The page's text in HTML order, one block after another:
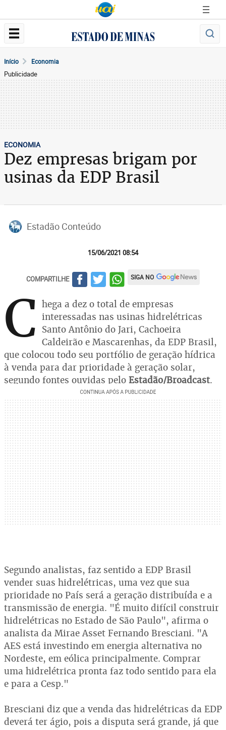
Início Economia
Publicidade
ECONOMIA
Dez empresas brigam por
usinas da EDP Brasil
Estadão Conteúdo
15/06/2021 08:54
COMPARTILHE SIGA NO
C hega a dez o total de empresas
interessadas nas usinas hidrelétricas
Santo Antônio do Jari, Cachoeira
Caldeirão e Mascarenhas, da EDP Brasil,
que colocou todo seu portfólio de geração hídrica
à venda para dar prioridade à geração solar,
segundo fontes ouvidas pelo Estadão/Broadcast.
Segundo analistas, faz sentido a EDP Brasil
vender suas hidrelétricas, uma vez que sua
prioridade no País será a geração distribuída e a
transmissão de energia. "É muito difícil construir
hidrelétricas no Estado de São Paulo", afirma o
analista da Mirae Asset Fernando Bresciani. "A
AES está investindo em energia alternativa no
Nordeste, em eólica principalmente. Comprar
uma hidrelétrica pronta faz todo sentido para ela
e para a Cesp."
Bresciani diz que a venda das hidrelétricas da EDP
deverá ter ágio, pois a disputa será grande, já que